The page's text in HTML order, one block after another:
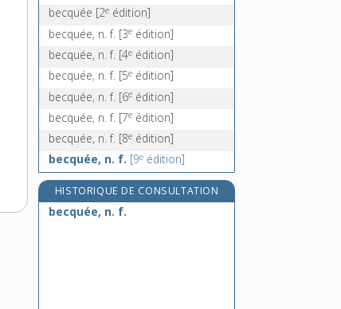
bécune, n. f. [8eédition]
bedaine, n. f.
becquée [2e édition]
becquée, n. f. [3e édition]
becquée, n. f. [4e édition]
becquée, n. f. [5e édition]
becquée, n. f. [6e édition]
becquée, n. f. [7e édition]
becquée, n. f. [8e édition]
becquée, n. f. [9e édition]
HISTORIQUE DE CONSULTATION
becquée, n. f.